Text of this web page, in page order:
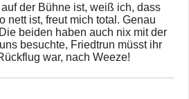
der Bühne ist, weiß ich, dass
nett ist, freut mich total. Genau
beiden haben auch nix mit der
besuchte, Friedtrun müsst ihr
war, nach Weeze!